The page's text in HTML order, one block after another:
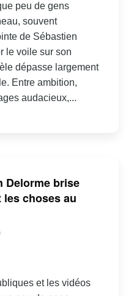
peu de gens
souvent
de Sébastien
le voile sur son
dépasse largement
Entre ambition,
audacieux,...
Delorme brise
choses au
et les vidéos